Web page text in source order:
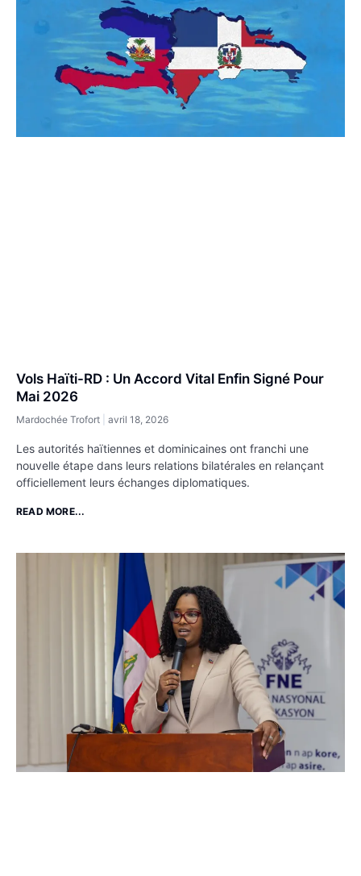
Vols Haïti-RD : Un Accord Vital Enfin Signé Pour
Mai 2026
Mardochée Trofort avril 18, 2026
Les autorités haïtiennes et dominicaines ont franchi une
nouvelle étape dans leurs relations bilatérales en relançant
officiellement leurs échanges diplomatiques.
READ MORE...